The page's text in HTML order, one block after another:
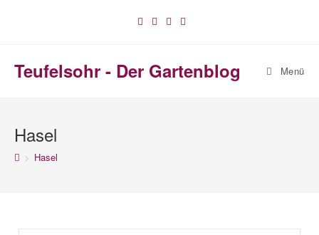
Teufelsohr - Der Gartenblog Menü
Hasel
> Hasel